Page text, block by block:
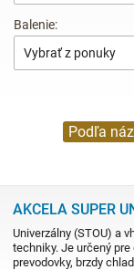
Balenie:
Vybrať z ponuky
Podľa
AKCELA SUPER
Univerzálny (STOU) a
techniky. Je určený
prevodovky, brzdy